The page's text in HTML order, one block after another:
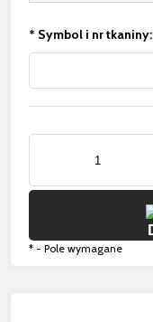
* Symbol i nr tkaniny:
* - Pole wymagane